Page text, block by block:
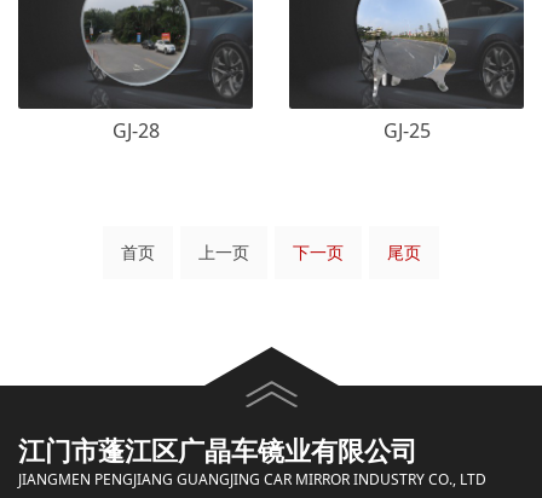
GJ-28 GJ-25
首页 上一页 下一页 尾页
江门市蓬江区广晶车镜业有限公司
JIANGMEN PENGJIANG GUANGJING CAR MIRROR INDUSTRY CO., LTD